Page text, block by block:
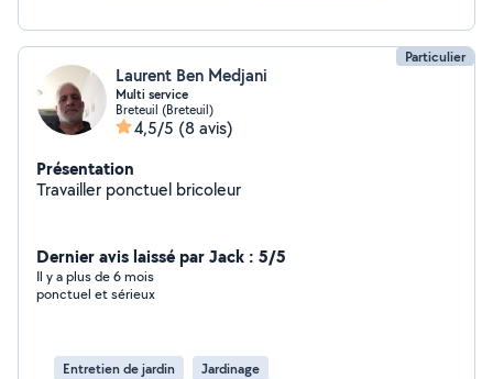
Particulier
Laurent Ben Medjani
Multi service
Breteuil (Breteuil)
4,5/5 (8 avis)
Présentation
Travailler ponctuel bricoleur
Dernier avis laissé par Jack : 5/5
Il y a plus de 6 mois
ponctuel et sérieux
Entretien de jardin Jardinage